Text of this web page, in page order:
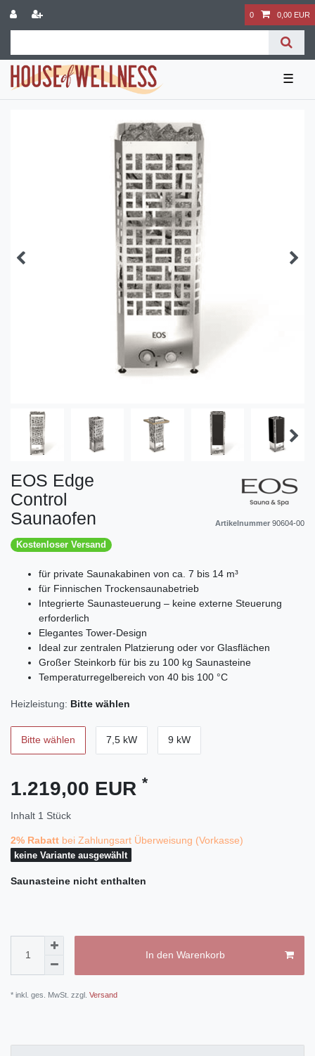
0 0,00 EUR
☰
EOS Edge
Control
Saunaofen
Artikelnummer 90604-00
Kostenloser Versand
für private Saunakabinen von ca. 7 bis 14 m³
für Finnischen Trockensaunabetrieb
Integrierte Saunasteuerung – keine externe Steuerung
erforderlich
Elegantes Tower-Design
Ideal zur zentralen Platzierung oder vor Glasflächen
Großer Steinkorb für bis zu 100 kg Saunasteine
Temperaturregelbereich von 40 bis 100 °C
Heizleistung: Bitte wählen
Bitte wählen 7,5 kW 9 kW
1.219,00 EUR *
Inhalt 1 Stück
2% Rabatt bei Zahlungsart Überweisung (Vorkasse)
keine Variante ausgewählt
Saunasteine nicht enthalten
In den Warenkorb
* inkl. ges. MwSt. zzgl. Versand